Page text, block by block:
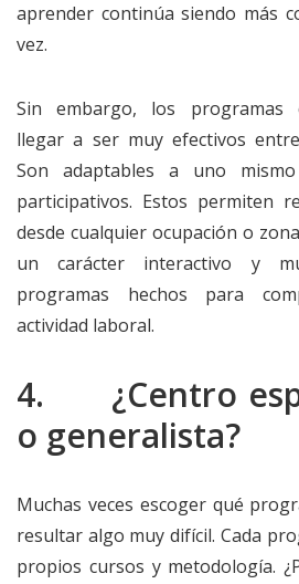
aprender continúa siendo más
vez.
Sin embargo, los programas
llegar a ser muy efectivos
Son adaptables a uno
participativos. Estos permiten
desde cualquier ocupación o
un carácter interactivo y
programas hechos para
actividad laboral.
4. ¿Centro
o generalista?
Muchas veces escoger qué
resultar algo muy difícil. Cada
propios cursos y metodología.